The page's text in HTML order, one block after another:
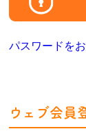
パスワードを
ウェブ会員